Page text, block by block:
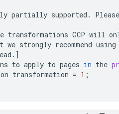
partially supported .
Please
transformations GCP will
we strongly recommend using
. ]
to apply to pages in the
transformation = 1 ;